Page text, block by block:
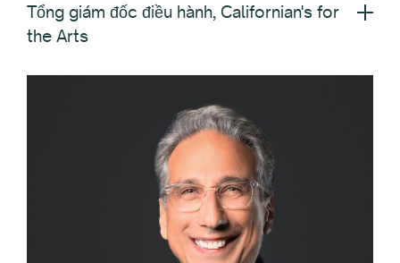
Tổng giám đốc điều hành, Californian's for
the Arts